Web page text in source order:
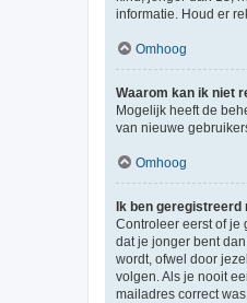
informatie. Houd er
Omhoog
Waarom kan ik niet
Mogelijk heeft de
van nieuwe
Omhoog
Ik ben geregistreerd
Controleer eerst of je
dat je jonger bent
wordt, ofwel door
volgen. Als je nooit
mailadres correct